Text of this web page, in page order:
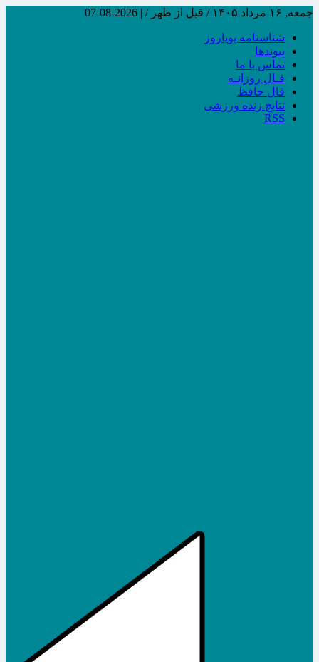
جمعه, ۱۶ مرداد ۱۴۰۵ / قبل از ظهر / |
2026-08-07
شناسنامه پویاروز
پیوندها
تماس با ما
فـال روزانـه
فال حافظ
نتایج زنده ورزشی
RSS